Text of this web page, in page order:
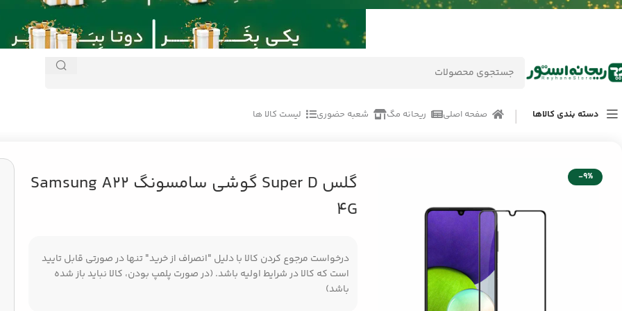
دسته بندی کالاها صفحه اصلی ریحانه مگ شعبه حضوری لیست کالا ها
لوازم جانبی موبایل
-9%
گلس Super D گوشی سامسونگ Samsung A22
4G
درخواست مرجوع کردن کالا با دلیل "انصراف از خرید" تنها در صورتی قابل تایید
است که کالا در شرایط اولیه باشد. (در صورت پلمپ بودن، کالا نباید باز شده
باشد)